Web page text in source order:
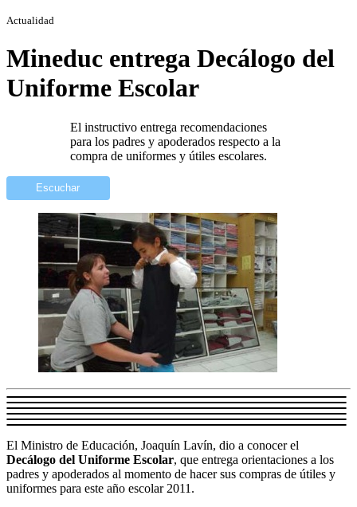
Actualidad
Mineduc entrega Decálogo del
Uniforme Escolar
El instructivo entrega recomendaciones
para los padres y apoderados respecto a la
compra de uniformes y útiles escolares.
Escuchar
El Ministro de Educación, Joaquín Lavín, dio a conocer el
Decálogo del Uniforme Escolar, que entrega orientaciones a los
padres y apoderados al momento de hacer sus compras de útiles y
uniformes para este año escolar 2011.